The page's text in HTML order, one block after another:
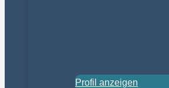
Profil anzeigen